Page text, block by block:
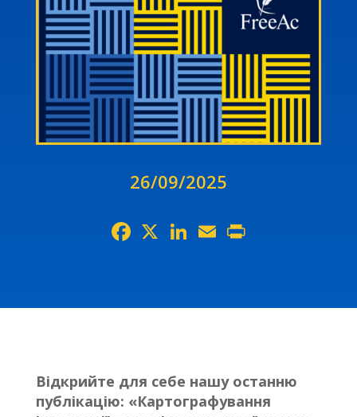
26/09/2025
Facebook LinkedInEmail
Відкрийте для себе нашу останню
публікацію: «Картографування